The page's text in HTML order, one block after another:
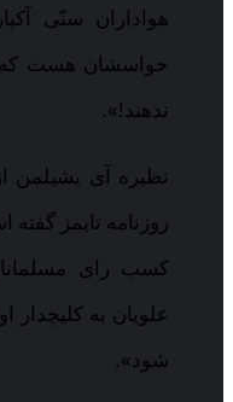
هواداران سنّی
حواسشان هست که
ندهند!».
نظیره آی یشیلمن
روزنامه تایمز گفته
کسب رای
علویان به
شود».